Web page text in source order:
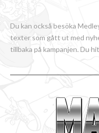
Du kan också besöka
texter som gått ut med
tillbaka på kampanjen. Du